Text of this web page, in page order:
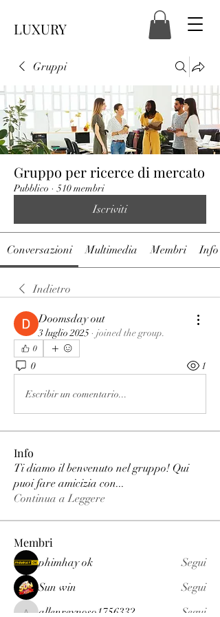
LUXURY
Gruppi
Gruppo per ricerce di mercato
Pubblico · 510 membri
Iscriviti
Conversazioni Multimedia Membri Info
Indietro
Doomsday out
3 luglio 2025 · joined the group.
0
0 1
Escribir un comentario...
Info
Ti diamo il benvenuto nel gruppo! Qui
puoi fare amicizia con...
Continua a Leggere
Membri
phimhay ok
Segui
Sun win
Segui
allenreynoso1756332 Segui